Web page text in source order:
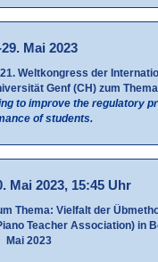
Mai 2023
Weltkongress der
Genf (CH) zum
to improve the regulatory
of students.
Mai 2023, 15:45 Uhr
Thema: Vielfalt der
Teacher Association) in
Mai 2023